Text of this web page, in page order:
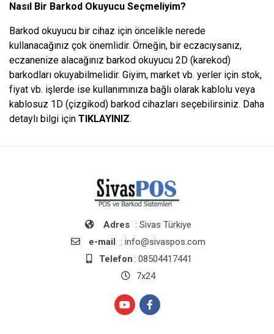
Nasıl Bir Barkod Okuyucu Seçmeliyim?
Barkod okuyucu bir cihaz için öncelikle nerede
kullanacağınız çok önemlidir. Örneğin, bir eczacıysanız,
eczanenize alacağınız barkod okuyucu 2D (karekod)
barkodları okuyabilmelidir. Giyim, market vb. yerler için stok,
fiyat vb. işlerde ise kullanımınıza bağlı olarak kablolu veya
kablosuz 1D (çizgikod) barkod cihazları seçebilirsiniz. Daha
detaylı bilgi için TIKLAYINIZ.
Adres : Sivas Türkiye
e-mail : info@sivaspos.com
Telefon: 08504417441
7x24